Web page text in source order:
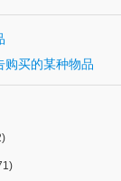
购买的某种物品